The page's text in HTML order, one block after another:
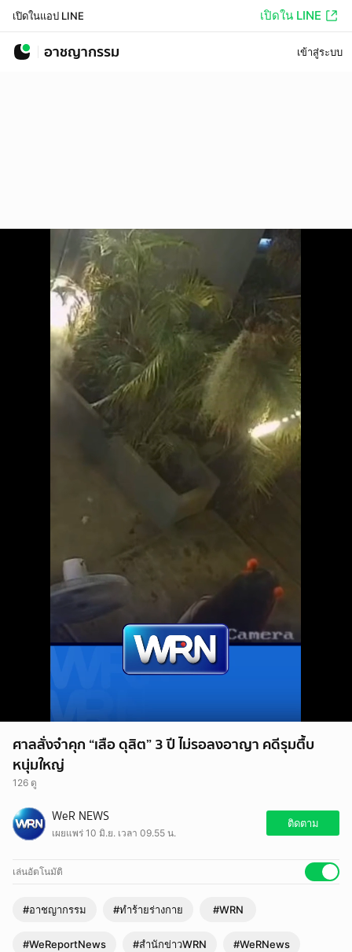
เปิดในแอป LINE เปิดใน LINE
อาชญากรรม เข้าสู่ระบบ
ศาลสั่งจำคุก “เสือ ดุสิต” 3 ปี ไม่รอลงอาญา คดีรุมตื้บ
หนุ่มใหญ่
126 ดู
WeR NEWS
เผยแพร่ 10 มิ.ย. เวลา 09.55 น.
ติดตาม
เล่นอัตโนมัติ
#อาชญากรรม #ทำร้ายร่างกาย #WRN
#WeReportNews #สำนักข่าวWRN #WeRNews